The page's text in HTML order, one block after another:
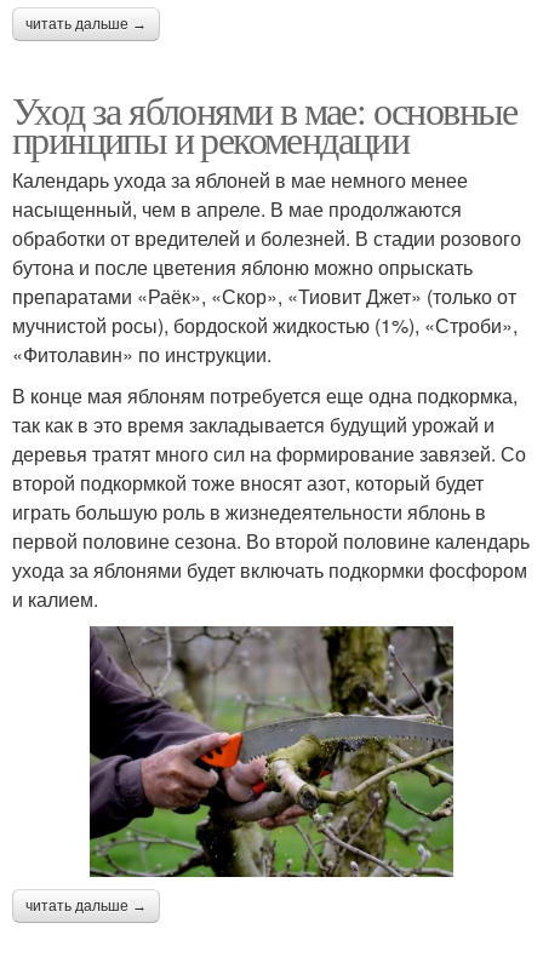
читать дальше →
Уход за яблонями в мае: основные
принципы и рекомендации
Календарь ухода за яблоней в мае немного менее
насыщенный, чем в апреле. В мае продолжаются
обработки от вредителей и болезней. В стадии розового
бутона и после цветения яблоню можно опрыскать
препаратами «Раёк», «Скор», «Тиовит Джет» (только от
мучнистой росы), бордоской жидкостью (1%), «Строби»,
«Фитолавин» по инструкции.
В конце мая яблоням потребуется еще одна подкормка,
так как в это время закладывается будущий урожай и
деревья тратят много сил на формирование завязей. Со
второй подкормкой тоже вносят азот, который будет
играть большую роль в жизнедеятельности яблонь в
первой половине сезона. Во второй половине календарь
ухода за яблонями будет включать подкормки фосфором
и калием.
читать дальше →